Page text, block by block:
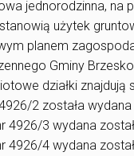
jednorodzinna, na
użytek
planem
Gminy
działki
2 została
4926/3 wydana
4926/4 wydana